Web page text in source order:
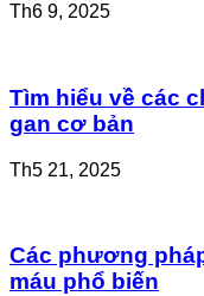
Th6 9, 2025
Tìm hiểu về các
gan cơ bản
Th5 21, 2025
Các phương
máu phổ biến